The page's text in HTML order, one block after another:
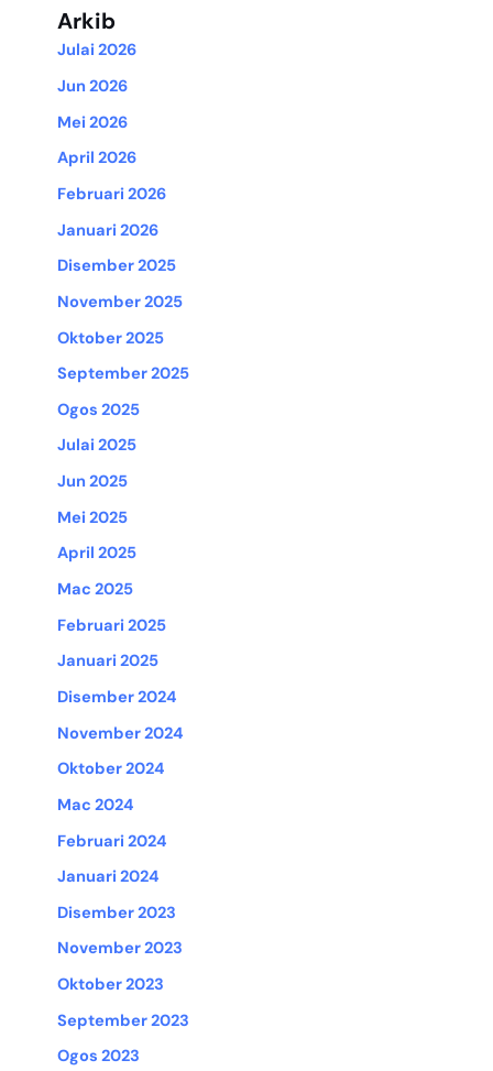
Arkib
Julai 2026
Jun 2026
Mei 2026
April 2026
Februari 2026
Januari 2026
Disember 2025
November 2025
Oktober 2025
September 2025
Ogos 2025
Julai 2025
Jun 2025
Mei 2025
April 2025
Mac 2025
Februari 2025
Januari 2025
Disember 2024
November 2024
Oktober 2024
Mac 2024
Februari 2024
Januari 2024
Disember 2023
November 2023
Oktober 2023
September 2023
Ogos 2023